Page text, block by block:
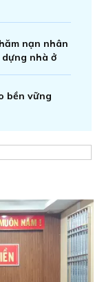
nạn nhân
nhà ở
bền vững